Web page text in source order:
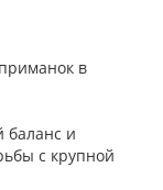
в
баланс и
с крупной